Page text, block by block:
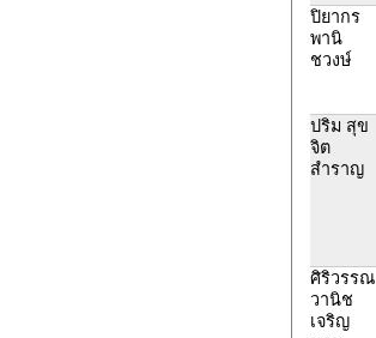
ปิยากร
พานิ
ชวงษ์
ปริม สุข
จิต
สำราญ
ศิริวรรณ
วานิช
เจริญ